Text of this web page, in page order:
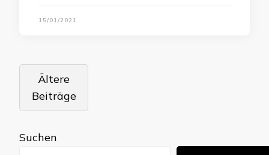
15/01/2021
Beitragsnavigation
Ältere
Beiträge
Suchen